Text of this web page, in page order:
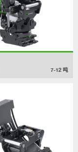
7-12 吨